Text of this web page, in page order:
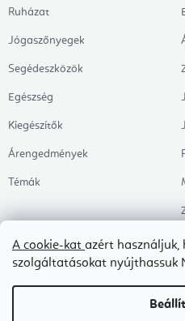
A cookie-kat azért használjuk,
szolgáltatásokat nyújthassuk
Ruházat
Jógaszőnyegek
Segédeszközök
Egészség
Kiegészítők
Árengedmények
Témák